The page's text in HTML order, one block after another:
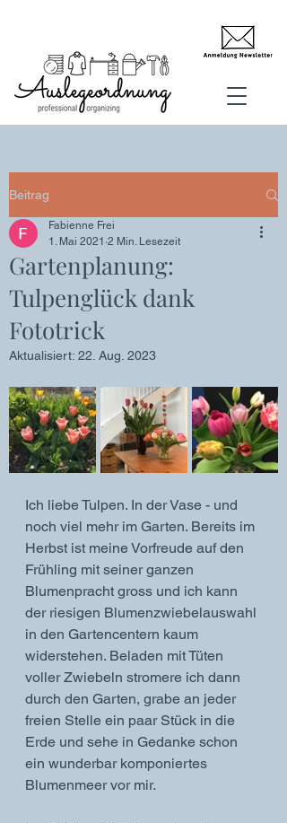
Beitrag
Gartenplanung:
Tulpenglück dank
Fototrick
Fabienne Frei
1. Mai 2021 2 Min. Lesezeit
Aktualisiert: 22. Aug. 2023
Ich liebe Tulpen. In der Vase - und
noch viel mehr im Garten. Bereits im
Herbst ist meine Vorfreude auf den
Frühling mit seiner ganzen
Blumenpracht gross und ich kann
der riesigen Blumenzwiebelauswahl
in den Gartencentern kaum
widerstehen. Beladen mit Tüten
voller Zwiebeln stromere ich dann
durch den Garten, grabe an jeder
freien Stelle ein paar Stück in die
Erde und sehe in Gedanke schon
ein wunderbar komponiertes
Blumenmeer vor mir.